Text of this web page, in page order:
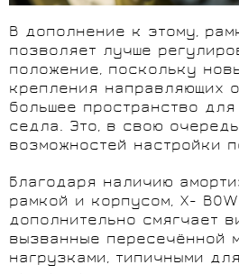
В дополнение к этому,
позволяет лучше
положение, поскольку
крепления направляющих
большее пространство
седла. Это, в свою
возможностей настройки
Благодаря наличию
рамкой и корпусом, X-
дополнительно смягчает
вызванные пересечённой
нагрузками, типичными